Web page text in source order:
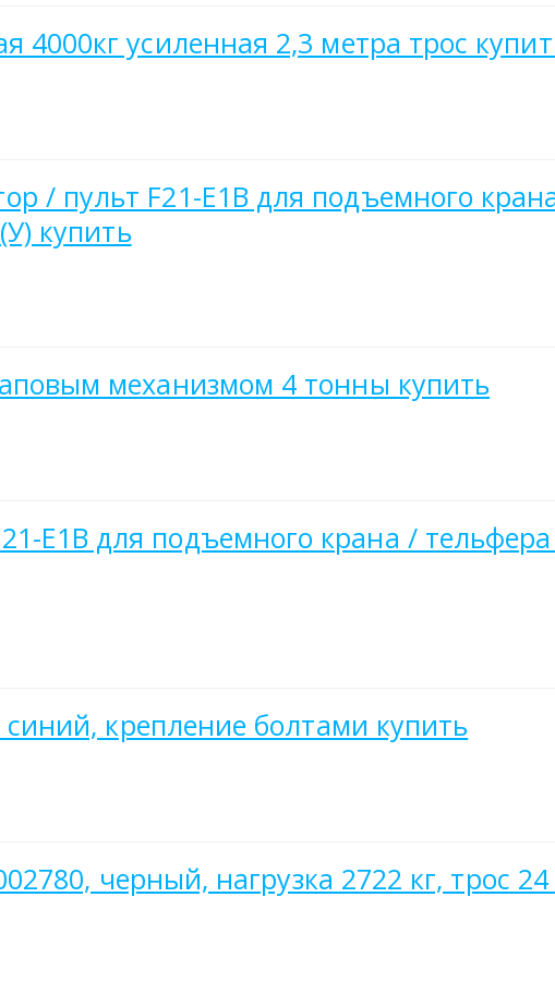
усиленная 2,3 метра трос
пульт F21-E1B для подъемного
купить
механизмом 4 тонны купить
для подъемного крана / тельфера
крепление болтами купить
черный, нагрузка 2722 кг, трос